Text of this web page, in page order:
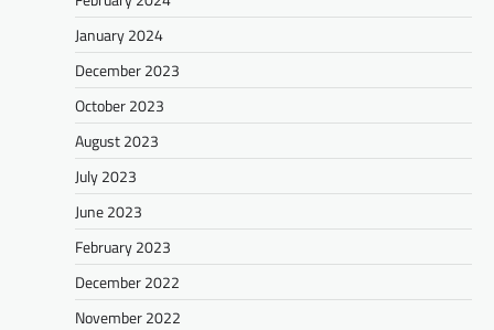
January 2024
December 2023
October 2023
August 2023
July 2023
June 2023
February 2023
December 2022
November 2022